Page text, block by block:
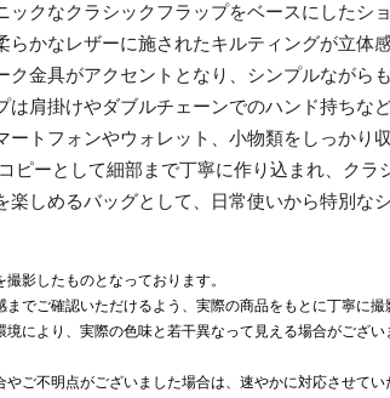
ックなクラシックフラップをベースにした
らかなレザーに施されたキルティングが立体
ク金具がアクセントとなり、シンプルながら
は肩掛けやダブルチェーンでのハンド持ちな
ートフォンやウォレット、小物類をしっかり
ピーとして細部まで丁寧に作り込まれ、ク
楽しめるバッグとして、日常使いから特別な
影したものとなっております。
でご確認いただけるよう、実際の商品をもとに丁寧に撮
により、実際の色味と若干異なって見える場合がござい
ご不明点がございました場合は、速やかに対応させてい